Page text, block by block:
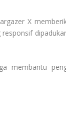
X
membantu